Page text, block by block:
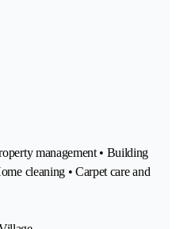
management • Building
cleaning • Carpet care and